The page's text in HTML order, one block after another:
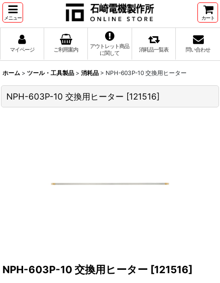
メニュー カート
マイページ ご利用案内
アウトレット商品
に関して
消耗品一覧表 問い合わせ
ホーム > ツール・工具製品 > 消耗品 > NPH-603P-10 交換用ヒーター
NPH-603P-10 交換用ヒーター [121516]
NPH-603P-10 交換用ヒーター [121516]